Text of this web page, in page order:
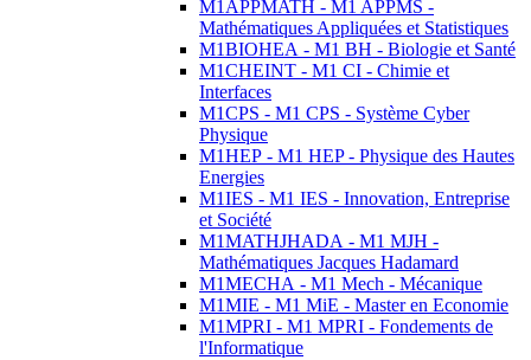
M1APPMATH - M1 APPMS -
Mathématiques Appliquées et Statistiques
M1BIOHEA - M1 BH - Biologie et Santé
M1CHEINT - M1 CI - Chimie et
Interfaces
M1CPS - M1 CPS - Système Cyber
Physique
M1HEP - M1 HEP - Physique des Hautes
Energies
M1IES - M1 IES - Innovation, Entreprise
et Société
M1MATHJHADA - M1 MJH -
Mathématiques Jacques Hadamard
M1MECHA - M1 Mech - Mécanique
M1MIE - M1 MiE - Master en Economie
M1MPRI - M1 MPRI - Fondements de
l'Informatique